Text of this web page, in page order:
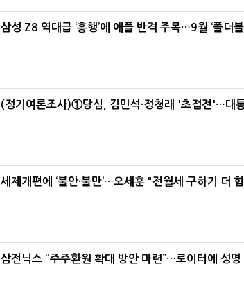
삼성 Z8 역대급 ‘흥행’에 애플 반격 주목…9월 ‘폴더블
(정기여론조사)①당심, 김민석·정청래 '초접전'…대
세제개편에 ‘불안·불만’…오세훈 "전월세 구하기 더
삼전닉스 “주주환원 확대 방안 마련”…로이터에 성명